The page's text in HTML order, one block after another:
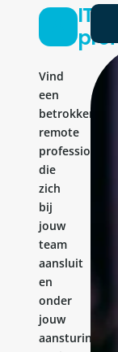
IT-
Vind
een
betrokken
remote
professional
die
zich
bij
jouw
team
aansluit
en
onder
jouw
aansturing